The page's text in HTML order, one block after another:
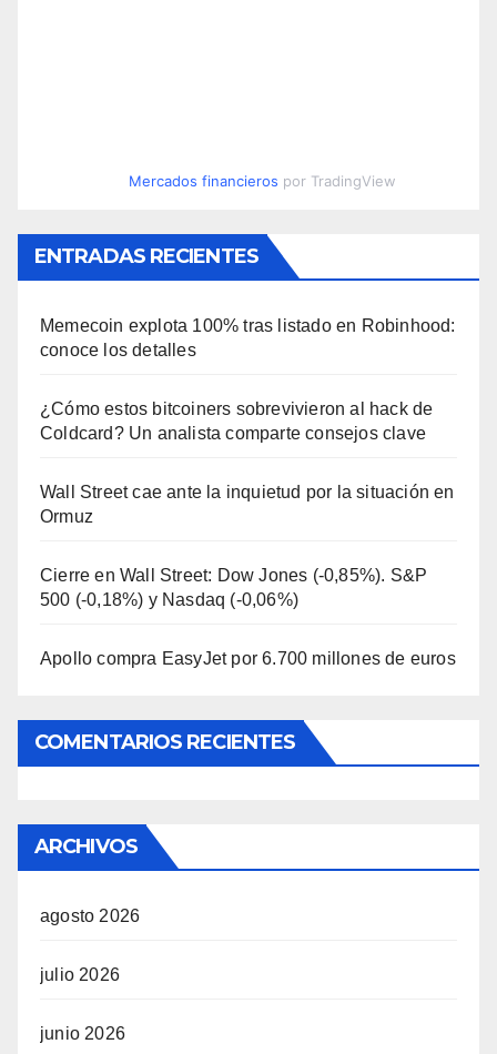
Mercados financieros por TradingView
ENTRADAS RECIENTES
Memecoin explota 100% tras listado en Robinhood:
conoce los detalles
¿Cómo estos bitcoiners sobrevivieron al hack de
Coldcard? Un analista comparte consejos clave
Wall Street cae ante la inquietud por la situación en
Ormuz
Cierre en Wall Street: Dow Jones (-0,85%). S&P
500 (-0,18%) y Nasdaq (-0,06%)
Apollo compra EasyJet por 6.700 millones de euros
COMENTARIOS RECIENTES
ARCHIVOS
agosto 2026
julio 2026
junio 2026